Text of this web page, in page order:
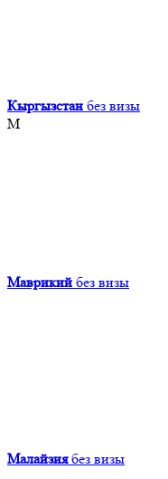
Кыргызcтан без визы
М
Маврикий без визы
Малайзия без визы